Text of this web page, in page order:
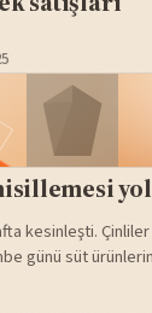
kesinleşti. Çinliler
günü süt